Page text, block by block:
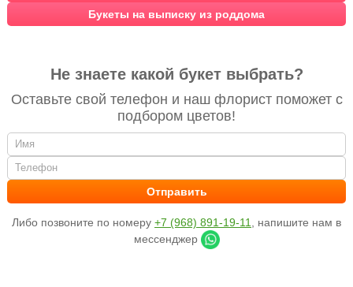
Букеты на выписку из роддома
Не знаете какой букет выбрать?
Оставьте свой телефон и наш флорист поможет с
подбором цветов!
Либо позвоните по номеру +7 (968) 891-19-11
, напишите нам в
мессенджер